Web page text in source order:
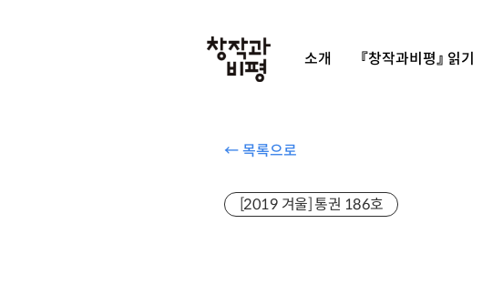
소개 『창작과비평』 읽기
← 목록으로
[2019 겨울] 통권 186호